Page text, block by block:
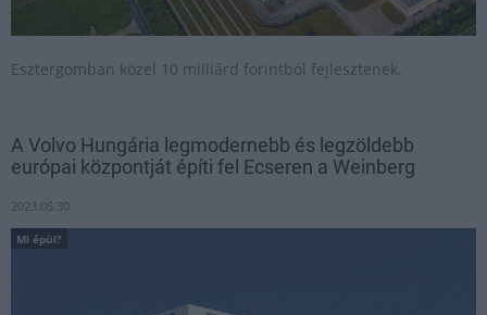
Esztergomban közel 10 milliárd forintból fejlesztenek.
A Volvo Hungária legmodernebb és legzöldebb
európai központját építi fel Ecseren a Weinberg
2023.05.30
Mi épül?